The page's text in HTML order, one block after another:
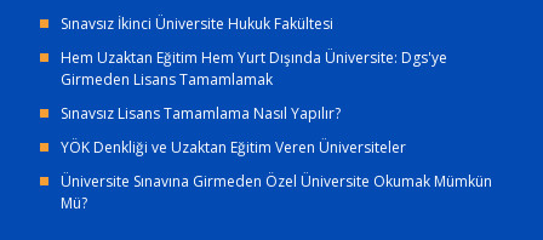
Sınavsız İkinci Üniversite Hukuk Fakültesi
Hem Uzaktan Eğitim Hem Yurt Dışında Üniversite: Dgs'ye
Girmeden Lisans Tamamlamak
Sınavsız Lisans Tamamlama Nasıl Yapılır?
YÖK Denkliği ve Uzaktan Eğitim Veren Üniversiteler
Üniversite Sınavına Girmeden Özel Üniversite Okumak Mümkün
Mü?